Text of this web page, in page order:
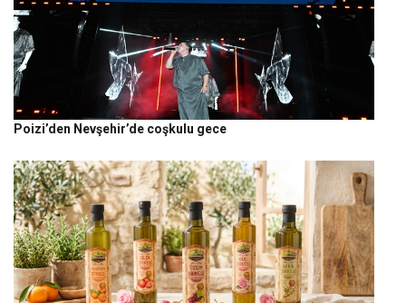
Poizi’den Nevşehir’de coşkulu gece